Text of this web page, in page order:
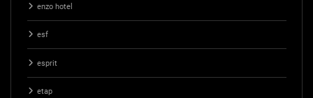
enzo hotel
esf
esprit
etap